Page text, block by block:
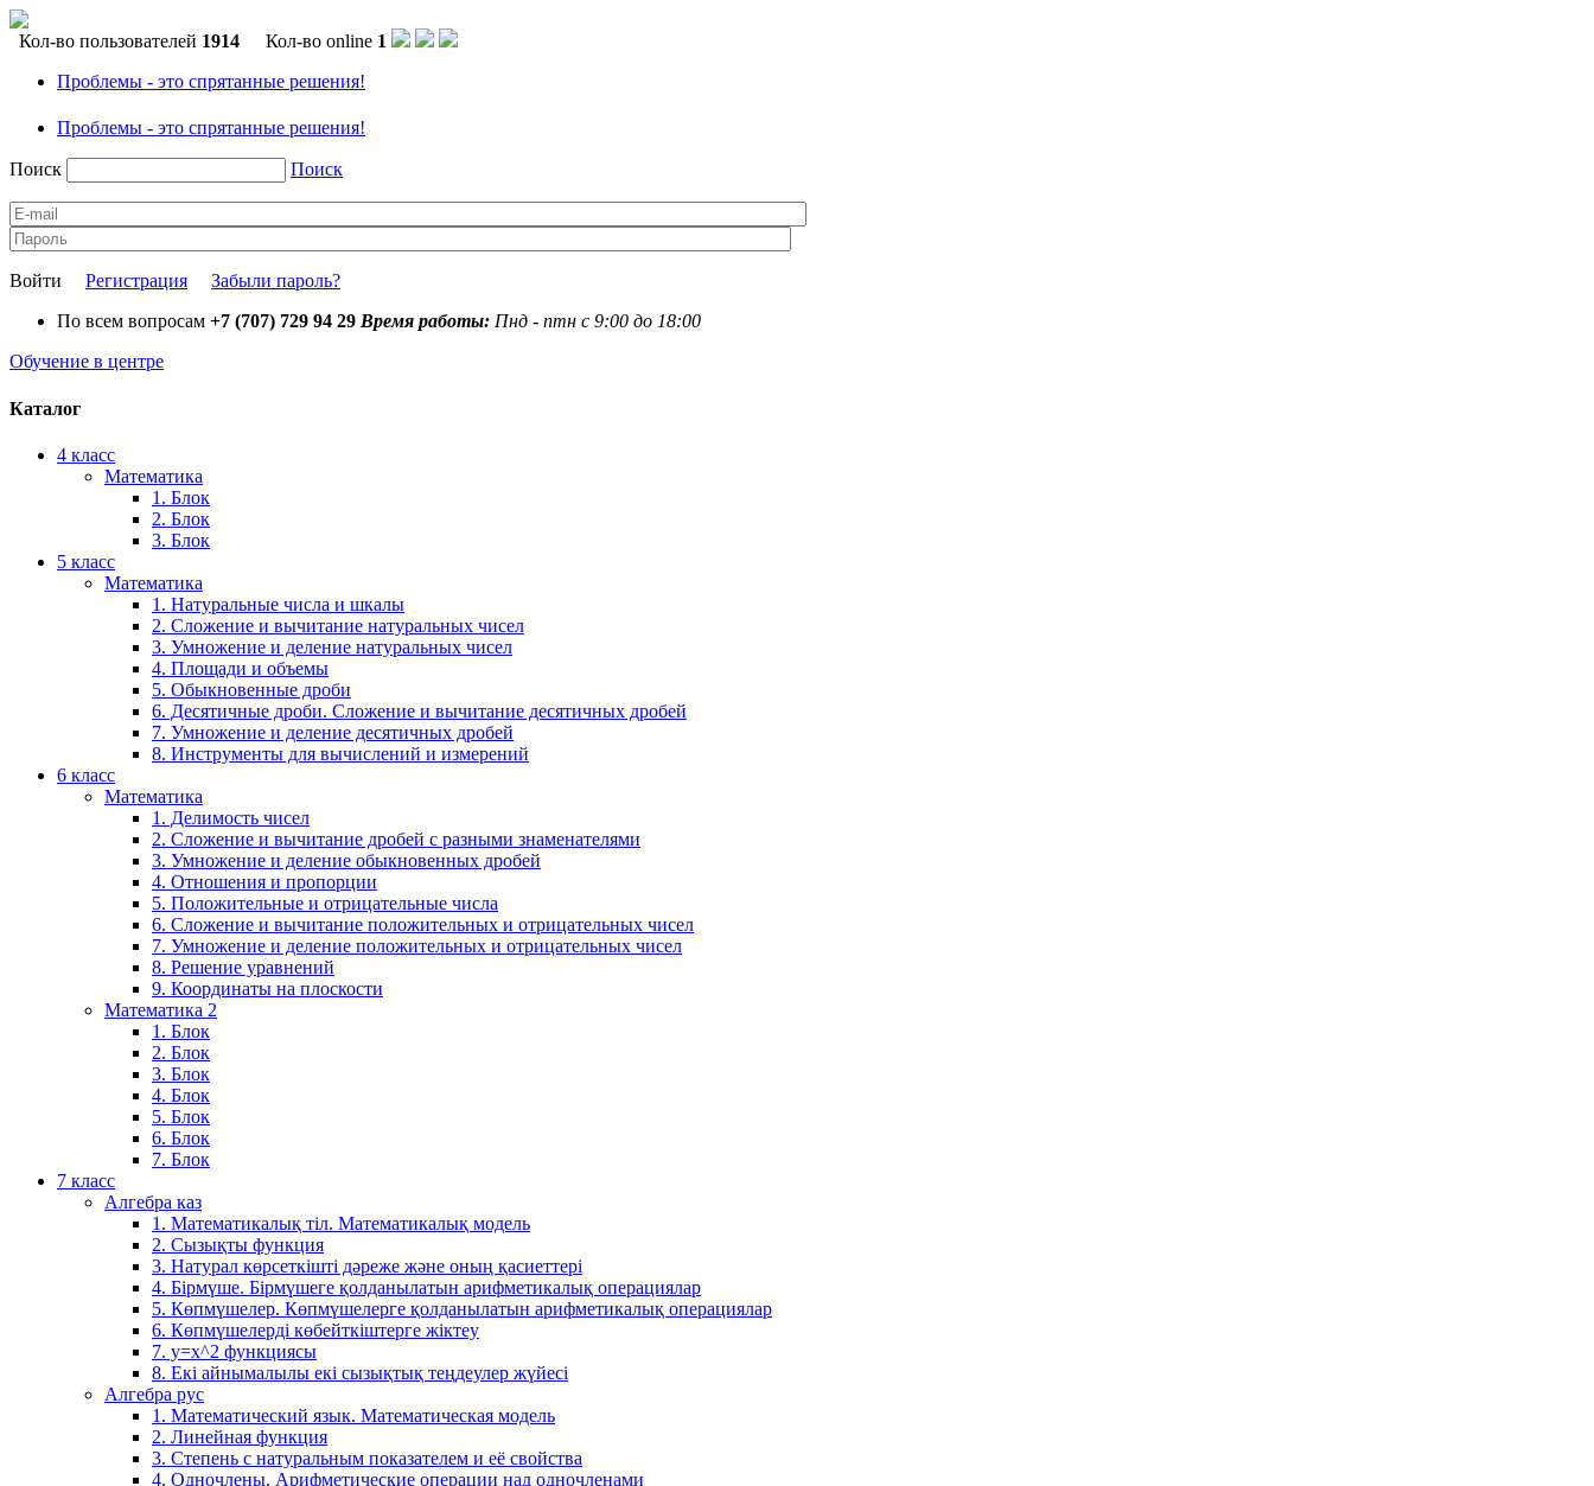
Кол-во пользователей 1914 Кол-во online 1
Проблемы - это спрятанные решения!
Проблемы - это спрятанные решения!
Поиск Поиск
Войти Регистрация
Забыли пароль?
По всем вопросам +7 (707) 729 94 29 Время работы: Пнд - птн с 9:00 до 18:00
Обучение в центре
Каталог
4 класс
Математика
1. Блок
2. Блок
3. Блок
5 класс
Математика
1. Натуральные числа и шкалы
2. Сложение и вычитание натуральных чисел
3. Умножение и деление натуральных чисел
4. Площади и объемы
5. Обыкновенные дроби
6. Десятичные дроби. Сложение и вычитание десятичных дробей
7. Умножение и деление десятичных дробей
8. Инструменты для вычислений и измерений
6 класс
Математика
1. Делимость чисел
2. Сложение и вычитание дробей с разными знаменателями
3. Умножение и деление обыкновенных дробей
4. Отношения и пропорции
5. Положительные и отрицательные числа
6. Сложение и вычитание положительных и отрицательных чисел
7. Умножение и деление положительных и отрицательных чисел
8. Решение уравнений
9. Координаты на плоскости
Математика 2
1. Блок
2. Блок
3. Блок
4. Блок
5. Блок
6. Блок
7. Блок
7 класс
Алгебра каз
1. Математикалық тіл. Математикалық модель
2. Сызықты функция
3. Натурал көрсеткішті дәреже және оның қасиеттері
4. Бірмүше. Бірмүшеге қолданылатын арифметикалық операциялар
5. Көпмүшелер. Көпмүшелерге қолданылатын арифметикалық операциялар
6. Көпмүшелерді көбейткіштерге жіктеу
7. у=х^2 функциясы
8. Екі айнымалылы екі сызықтық теңдеулер жүйесі
Алгебра рус
1. Математический язык. Математическая модель
2. Линейная функция
3. Степень с натуральным показателем и её свойства
4. Одночлены. Арифметические операции над одночленами